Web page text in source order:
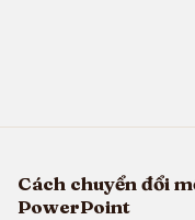
Cách chuyển đổi
PowerPoint